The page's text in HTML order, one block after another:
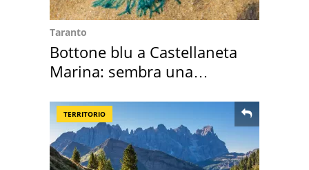
Taranto
Bottone blu a Castellaneta
Marina: sembra una
TERRITORIO